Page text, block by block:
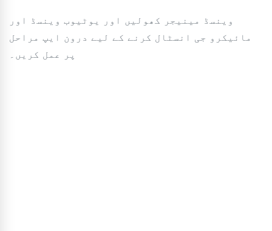
وینسڈ مینیجر کھولیں اور یوٹیوب وینسڈ اور
مائیکرو جی انسٹال کرنے کے لیے درون ایپ مراحل
پر عمل کریں۔